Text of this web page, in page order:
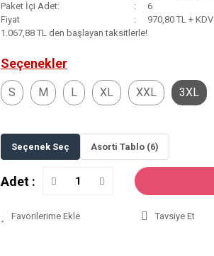
Paket İçi Adet:
6
Fiyat
970,80 TL + KDV
1.067,88 TL den başlayan taksitlerle!
Seçenekler
S M L XL XXL 3XL
Seçenek Seç Asorti Tablo (6)
Adet :
Tavsiye Et